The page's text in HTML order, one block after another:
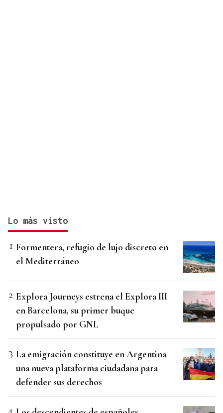
Lo más visto
Formentera, refugio de lujo discreto en
el Mediterráneo
Explora Journeys estrena el Explora III
en Barcelona, su primer buque
propulsado por GNL
La emigración constituye en Argentina
una nueva plataforma ciudadana para
defender sus derechos